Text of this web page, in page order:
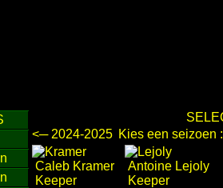
<─ 2024-2025 Kies een seizoen
Caleb Kramer
Keeper
Antoine Lejoly
Keeper